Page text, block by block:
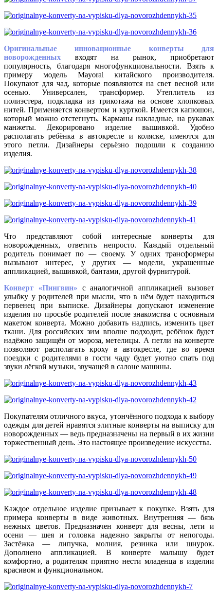
Оригинальные инновационные конверты для
новорожденных входят на рынок, приобретают
популярность, благодаря многофункциональности. Взять к
примеру модель Mayoral китайского производителя.
Покупают для чад, которые появляются на свет весной или
осенью. Универсален, трансформер. Утеплитель из
полиэстера, подкладка из трикотажа на основе хлопковых
нитей. Применяется конвертом и курткой. Имеется капюшон,
который можно отстегнуть. Карманы накладные, на рукавах
манжеты. Декорировано изделие вышивкой. Удобно
располагать ребёнка в автокресле и коляске, имеются для
этого петли. Дизайнеры серьёзно подошли к созданию
изделия.
Что представляют собой интересные конверты для
новорожденных, ответить непросто. Каждый отдельный
родитель понимает по — своему. У одних трансформеры
вызывают интерес, у других — модели, украшенные
аппликацией, вышивкой, бантами, другой фурнитурой.
Конверт «Пингвин» с аналогичной аппликацией вызовет
улыбку у родителей при мысли, что в нём будет находиться
первенец при выписке. Дизайнеры допускают изменение
изделия по просьбе родителей после знакомства с основным
макетом конверта. Можно добавить надпись, изменить цвет
ткани. Для российских зим вполне подходит, ребёнок будет
надёжно защищён от мороза, метелицы. А петли на конверте
позволяют располагать кроху в автокресле, где во время
поездки с родителями в гости чаду будет уютно спать под
звуки лёгкой музыки, звучащей в салоне машины.
Покупателям отличного вкуса, утончённого подхода к выбору
одежды для детей нравятся элитные конверты на выписку для
новорожденных — ведь предназначены на первый в их жизни
торжественный день. Это настоящее произведение искусства.
Каждое отдельное изделие призывает к покупке. Взять для
примера конверты в виде животных. Внутренняя — бязь
нежных цветов. Предназначен конверт для весны, лети и
осени — шея и головка надежно закрыты от непогоды.
Застёжка — липучка, молния, резинка или шнурок.
Дополнено аппликацией. В конверте малышу будет
комфортно, а родителям приятно нести младенца в изделии
красивом и функциональном.